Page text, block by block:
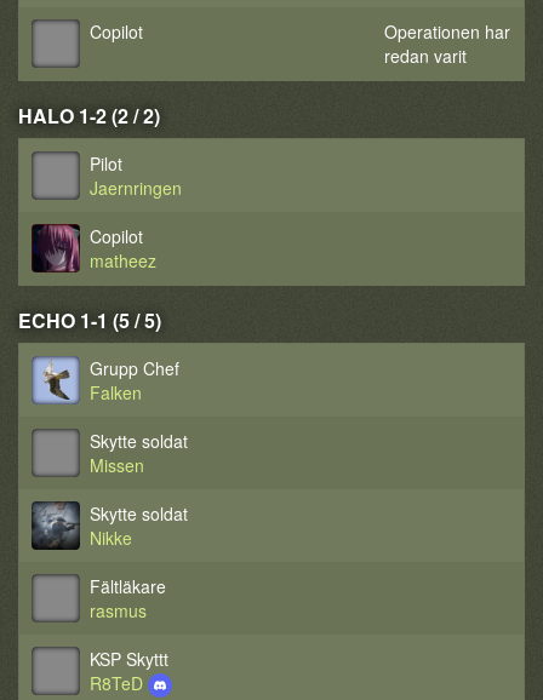
Copilot
Operationen har
redan varit
HALO 1-2 (2 / 2)
Pilot
Jaernringen
Copilot
matheez
ECHO 1-1 (5 / 5)
Grupp Chef
Falken
Skytte soldat
Missen
Skytte soldat
Nikke
Fältläkare
rasmus
KSP Skyttt
R8TeD